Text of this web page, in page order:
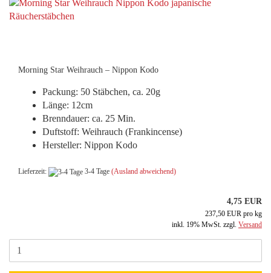
Morning Star Weihrauch – Nippon Kodo
Packung: 50 Stäbchen, ca. 20g
Länge: 12cm
Brenndauer: ca. 25 Min.
Duftstoff: Weihrauch (Frankincense)
Hersteller: Nippon Kodo
Lieferzeit: 3-4 Tage (Ausland abweichend)
4,75 EUR
237,50 EUR pro kg
inkl. 19% MwSt. zzgl. Versand